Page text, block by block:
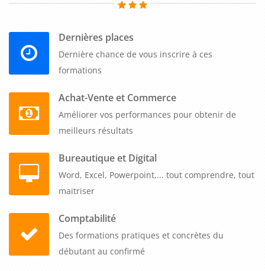
préservation des espaces naturels et sont sensibilisés aux
enjeux environnementaux. Ils sont encouragés à adopter des
pratiques respectueuses de l'environnement, à intégrer des
protection des espaces naturels.
entreprises qui souhaitent agir de manière responsable et
conforme à la législation en vigueur. En développant les
compétences juridiques nécessaires, les professionnels
anticiper les évolutions réglementaires et contribuer
activement à la préservation des espaces naturels. C'est un
investissement stratégique qui permet de concilier
Dernières places
Dernière chance de vous inscrire à ces
formations
Achat-Vente et Commerce
Améliorer vos performances pour obtenir de
meilleurs résultats
Bureautique et Digital
Word, Excel, Powerpoint,... tout comprendre, tout
maitriser
Comptabilité
Des formations pratiques et concrètes du
débutant au confirmé